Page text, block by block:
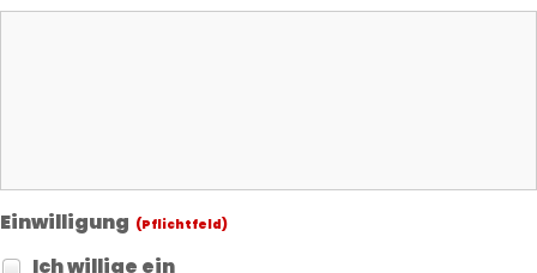
Einwilligung (Pflichtfeld)
Ich willige ein